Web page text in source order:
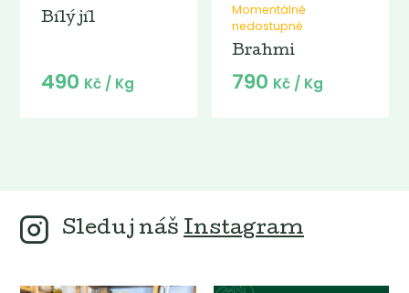
Bílý jíl
490 Kč / Kg
Momentálně
nedostupné
Brahmi
790 Kč / Kg
Sleduj náš Instagram